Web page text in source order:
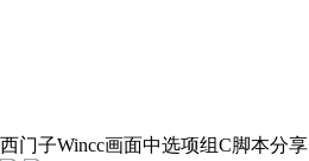
西门子Wincc画面中选项组C脚本分享